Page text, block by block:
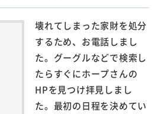
壊れてしまった家財を処分
するため、お電話しまし
た。グーグルなどで検索し
たらすぐにホープさんの
HPを見つけ拝見しまし
た。最初の日程を決めてい